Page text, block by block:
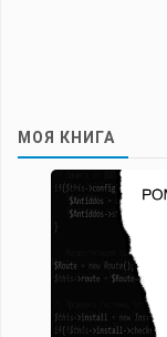
МОЯ КНИГА